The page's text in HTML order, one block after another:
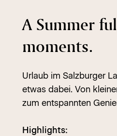
A Summer
moments.
Urlaub im Salzburger
etwas dabei. Von
zum entspannten
Highlights: